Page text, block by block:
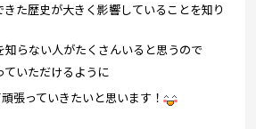
た歴史が大きく影響していることを知り
知らない人がたくさんいると思うので
ていただけるように
張っていきたいと思います！